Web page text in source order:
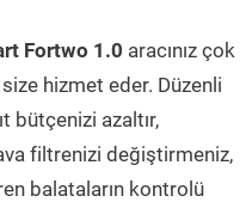
Fortwo 1.0 aracınız çok
hizmet eder. Düzenli
bütçenizi azaltır,
filtrenizi değiştirmeniz,
balataların kontrolü